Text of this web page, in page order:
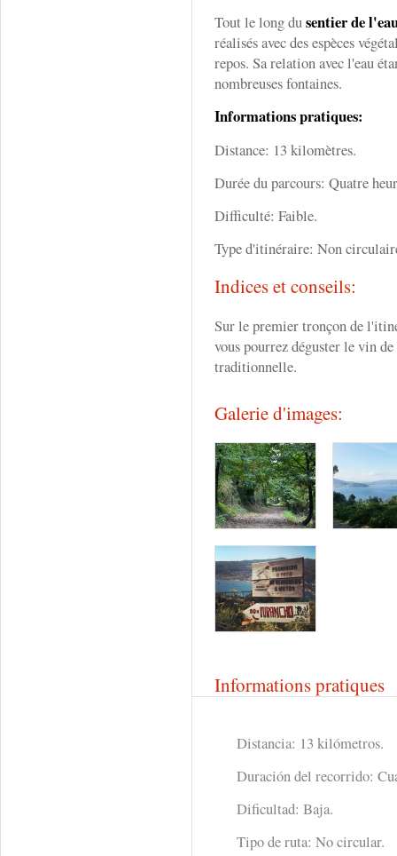
Tout le long dusentier de
réalisés avec des espèces
repos. Sa relation avec l'eau
nombreuses fontaines.
Informations pratiques:
Distance: 13 kilomètres.
Durée du parcours: Quatre
Difficulté: Faible.
Type d'itinéraire: Non
Indices et conseils:
Sur le premier tronçon de
vous pourrez déguster le vin
traditionnelle.
Galerie d'images:
Informations pratiques
Distancia: 13 kilómetros.
Duración del recorrido:
Dificultad: Baja.
Tipo de ruta: No circular.